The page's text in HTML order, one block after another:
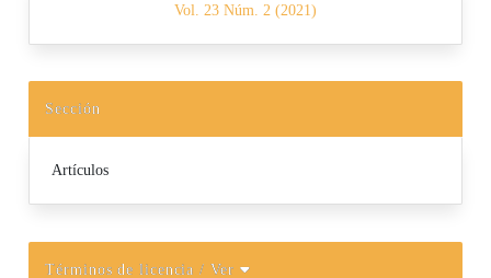
Vol. 23 Núm. 2 (2021)
Sección
Artículos
Términos de licencia/ Ver